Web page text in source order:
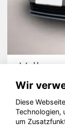
©
Wir
Diese
Technologien,
um